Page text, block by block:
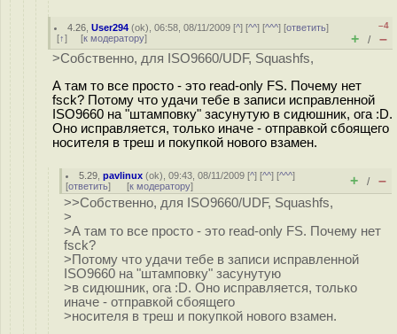
4.26 ,User294 (ok), 06:58, 08/11/2009 [^] [^^] [^^^] [ответить]
[↑] [к модератору]
–4
+ / –
>Собственно, для ISO9660/UDF, Squashfs,
А там то все просто - это read-only FS. Почему нет
fsck? Потому что удачи тебе в записи исправленной
ISO9660 на "штамповку" засунутую в сидюшник, ога :D.
Оно исправляется, только иначе - отправкой сбоящего
носителя в треш и покупкой нового взамен.
5.29 ,pavlinux (ok), 09:43, 08/11/2009 [^] [^^] [^^^]
[ответить] [к модератору] + / –
>>Собственно, для ISO9660/UDF, Squashfs,
>
>А там то все просто - это read-only FS. Почему нет
fsck?
>Потому что удачи тебе в записи исправленной
ISO9660 на "штамповку" засунутую
>в сидюшник, ога :D. Оно исправляется, только
иначе - отправкой сбоящего
>носителя в треш и покупкой нового взамен.